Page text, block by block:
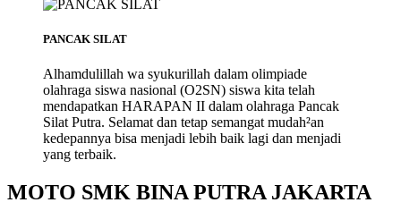
PANCAK SILAT
Alhamdulillah wa syukurillah dalam olimpiade
olahraga siswa nasional (O2SN) siswa kita telah
mendapatkan HARAPAN II dalam olahraga Pancak
Silat Putra. Selamat dan tetap semangat mudah²an
kedepannya bisa menjadi lebih baik lagi dan menjadi
yang terbaik.
MOTO SMK BINA PUTRA JAKARTA